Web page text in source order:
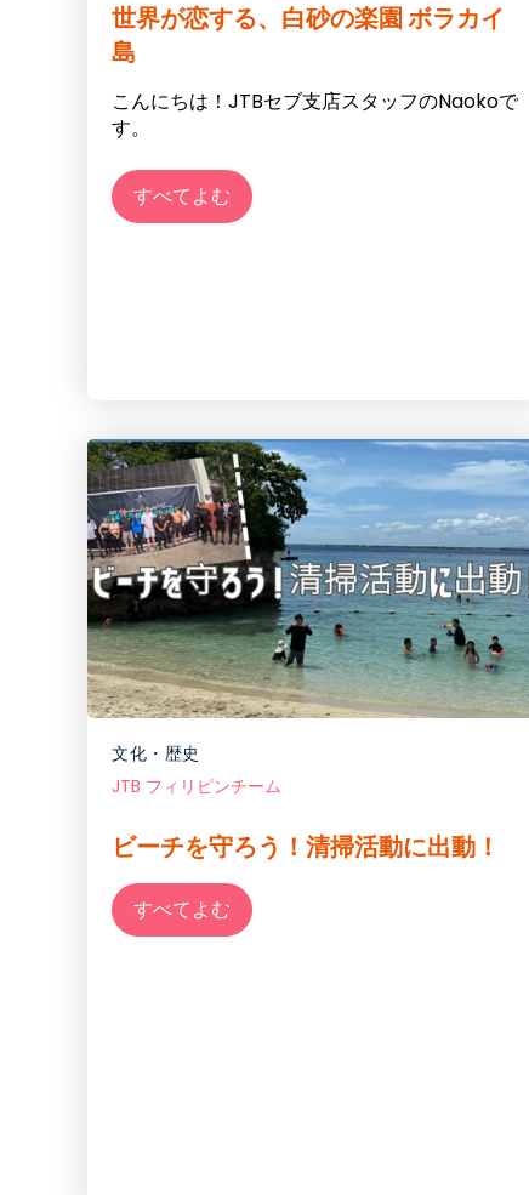
世界が恋する、白砂の楽園 ボラカイ
島
こんにちは！JTBセブ支店スタッフのNaokoで
す。
すべてよむ
文化・歴史
JTB フィリピンチーム
ビーチを守ろう！清掃活動に出動！
すべてよむ